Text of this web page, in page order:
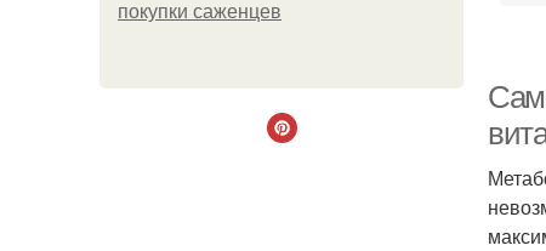
покупки саженцев